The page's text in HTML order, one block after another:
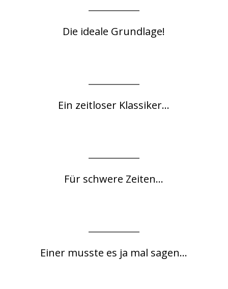
Die ideale Grundlage!
Ein zeitloser Klassiker...
Für schwere Zeiten...
Einer musste es ja mal sagen...